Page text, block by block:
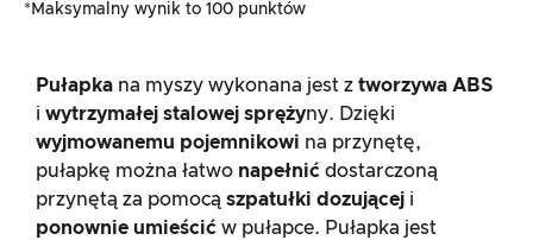
*Maksymalny wynik to 100 punktów
Pułapka na myszy wykonana jest z tworzywa ABS
i wytrzymałej stalowej sprężyny. Dzięki
wyjmowanemu pojemnikowi na przynętę,
pułapkę można łatwo napełnić dostarczoną
przynętą za pomocą szpatułki dozującej i
ponownie umieścić w pułapce. Pułapka jest